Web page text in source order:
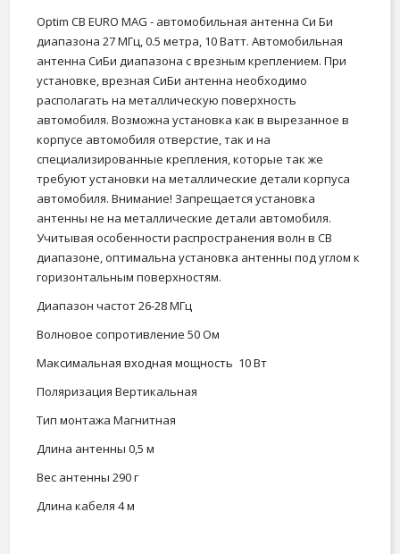
Optim CB EURO MAG - автомобильная антенна Си Би
диапазона 27 МГц, 0.5 метра, 10 Ватт. Автомобильная
антенна СиБи диапазона с врезным креплением. При
установке, врезная СиБи антенна необходимо
располагать на металлическую поверхность
автомобиля. Возможна установка как в вырезанное в
корпусе автомобиля отверстие, так и на
специализированные крепления, которые так же
требуют установки на металлические детали корпуса
автомобиля. Внимание! Запрещается установка
антенны не на металлические детали автомобиля.
Учитывая особенности распространения волн в CB
диапазоне, оптимальна установка антенны под углом к
горизонтальным поверхностям.
Диапазон частот 26-28 МГц
Волновое сопротивление 50 Ом
Максимальная входная мощность 10 Вт
Поляризация Вертикальная
Тип монтажа Магнитная
Длина антенны 0,5 м
Вес антенны 290 г
Длина кабеля 4 м